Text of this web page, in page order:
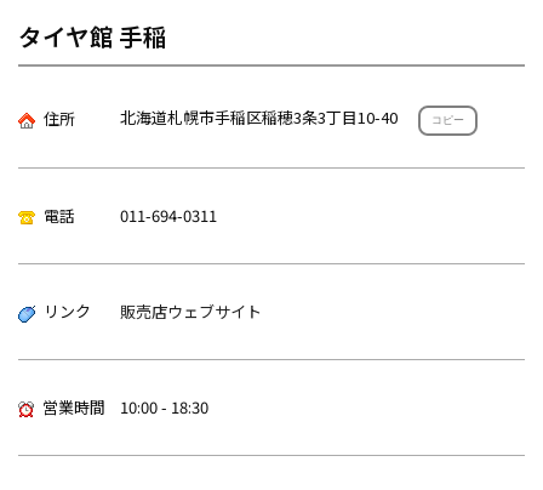
タイヤ館 手稲
住所 北海道札幌市手稲区稲穂3条3丁目10-40 コピー
電話 011-694-0311
リンク 販売店ウェブサイト
営業時間 10:00 - 18:30